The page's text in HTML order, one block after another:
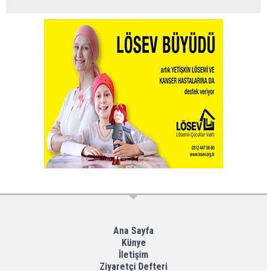
Ana Sayfa
Künye
İletişim
Ziyaretçi Defteri